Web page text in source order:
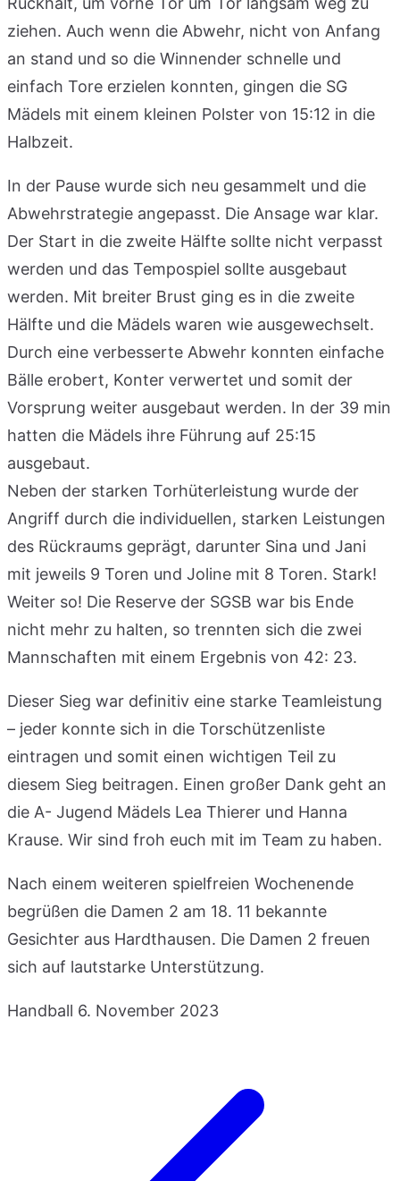
ziehen. Auch wenn die Abwehr, nicht von Anfang
an stand und so die Winnender schnelle und
einfach Tore erzielen konnten, gingen die SG
Mädels mit einem kleinen Polster von 15:12 in die
Halbzeit.
In der Pause wurde sich neu gesammelt und die
Abwehrstrategie angepasst. Die Ansage war klar.
Der Start in die zweite Hälfte sollte nicht verpasst
werden und das Tempospiel sollte ausgebaut
werden. Mit breiter Brust ging es in die zweite
Hälfte und die Mädels waren wie ausgewechselt.
Durch eine verbesserte Abwehr konnten einfache
Bälle erobert, Konter verwertet und somit der
Vorsprung weiter ausgebaut werden. In der 39 min
hatten die Mädels ihre Führung auf 25:15
ausgebaut.
Neben der starken Torhüterleistung wurde der
Angriff durch die individuellen, starken Leistungen
des Rückraums geprägt, darunter Sina und Jani
mit jeweils 9 Toren und Joline mit 8 Toren. Stark!
Weiter so! Die Reserve der SGSB war bis Ende
nicht mehr zu halten, so trennten sich die zwei
Mannschaften mit einem Ergebnis von 42: 23.
Dieser Sieg war definitiv eine starke Teamleistung
– jeder konnte sich in die Torschützenliste
eintragen und somit einen wichtigen Teil zu
diesem Sieg beitragen. Einen großer Dank geht an
die A- Jugend Mädels Lea Thierer und Hanna
Krause. Wir sind froh euch mit im Team zu haben.
Nach einem weiteren spielfreien Wochenende
begrüßen die Damen 2 am 18. 11 bekannte
Gesichter aus Hardthausen. Die Damen 2 freuen
sich auf lautstarke Unterstützung.
Handball 6. November 2023